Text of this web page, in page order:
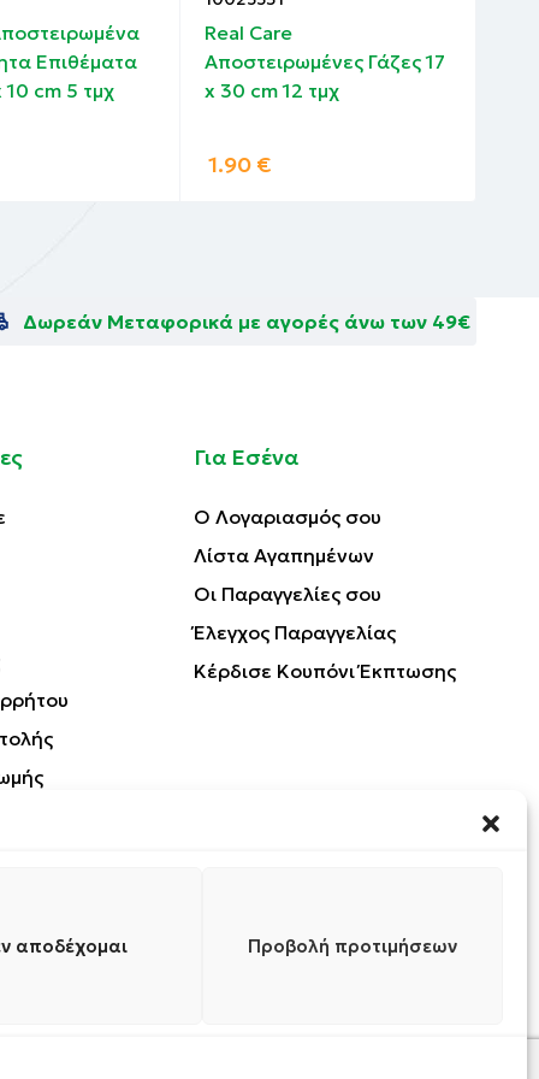
αποδέχομαι Προβολή προτιμήσεων
Επιθέματα
10 cm 5 τμχ
Real Care
Αποστειρωμένες Γάζες 17
x 30 cm 12 τμχ
1.90 €
Δωρεάν Μεταφορικά με αγορές άνω των 49€
Για Εσένα
Ο Λογαριασμός σου
Λίστα Αγαπημένων
Οι Παραγγελίες σου
Έλεγχος Παραγγελίας
Κέρδισε Κουπόνι Έκπτωσης